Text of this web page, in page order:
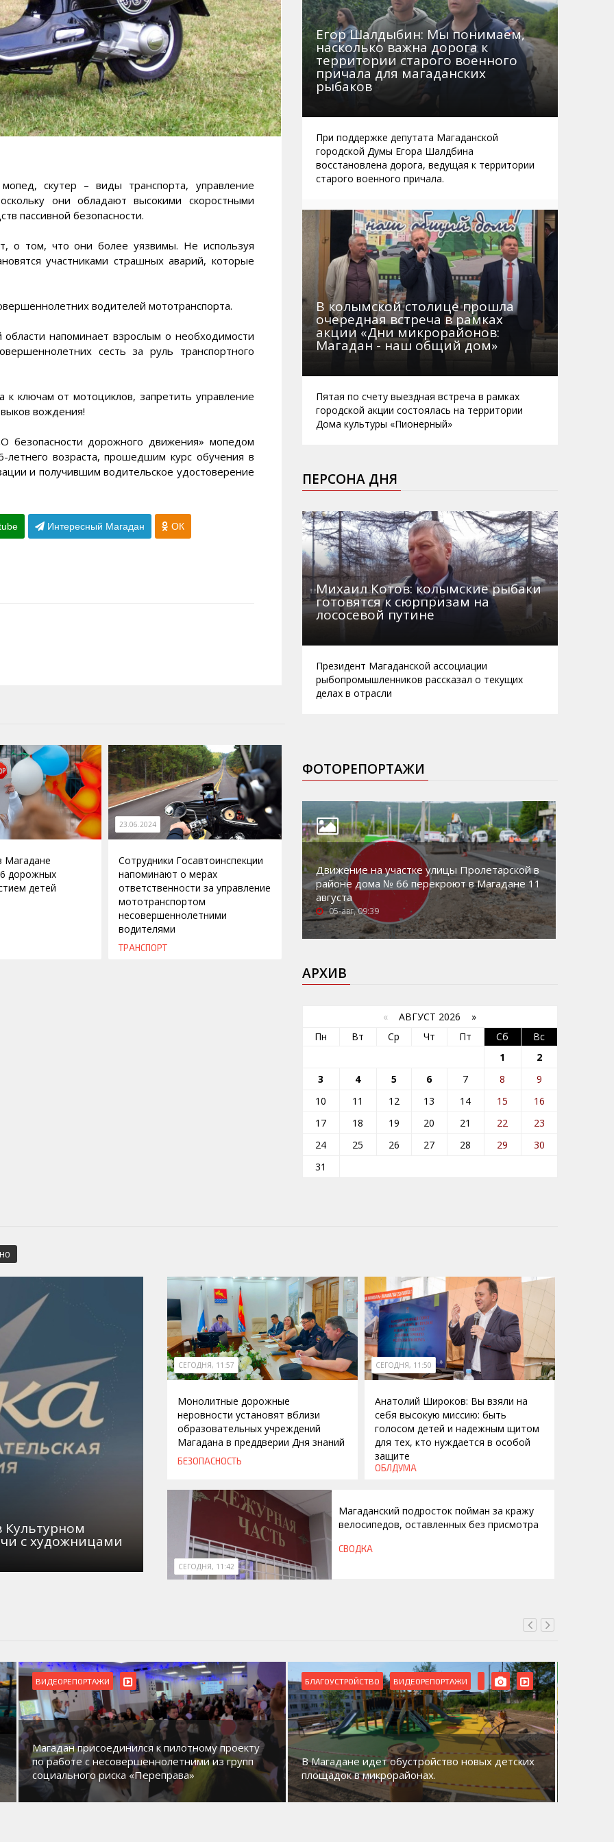
скутер – виды транспорта, управление
они обладают высокими скоростными
пассивной безопасности.
о том, что они более уязвимы. Не используя
участниками страшных аварий, которые
водителей мототранспорта.
напоминает взрослым о необходимости
сесть за руль транспортного
ключам от мотоциклов, запретить управление
вождения!
безопасности дорожного движения» мопедом
возраста, прошедшим курс обучения в
и получившим водительское удостоверение
Интересный Магадан ОК
Магадане
дорожных
детей
23.06.2024
Сотрудники Госавтоинспекции
напоминают о мерах
ответственности за управление
мототранспортом
несовершеннолетними
водителями
ТРАНСПОРТ
Егор Шалдыбин: Мы понимаем,
насколько важна дорога к
территории старого военного
причала для магаданских
рыбаков
При поддержке депутата Магаданской
городской Думы Егора Шалдбина
восстановлена дорога, ведущая к территории
старого военного причала.
В колымской столице прошла
очередная встреча в рамках
акции «Дни микрорайонов:
Магадан - наш общий дом»
Пятая по счету выездная встреча в рамках
городской акции состоялась на территории
Дома культуры «Пионерный»
ПЕРСОНА ДНЯ
Михаил Котов: колымские рыбаки
готовятся к сюрпризам на
лососевой путине
Президент Магаданской ассоциации
рыбопромышленников рассказал о текущих
делах в отрасли
ФОТОРЕПОРТАЖИ
Движение на участке улицы Пролетарской в
районе дома № 66 перекроют в Магадане 11
августа
05-авг, 09:39
АРХИВ
« АВГУСТ 2026 »
Пн
Вт Ср Чт Пт Сб
Вс
1
2
3
4 5 6 7 8
9
10
11 12 13 14 15
16
17
18 19 20 21 22
23
24
25 26 27 28 29
30
31
Культурном
с художницами
СЕГОДНЯ, 11:57
Монолитные дорожные
неровности установят вблизи
образовательных учреждений
Магадана в преддверии Дня знаний
БЕЗОПАСНОСТЬ
СЕГОДНЯ, 11:50
Анатолий Широков: Вы взяли на
себя высокую миссию: быть
голосом детей и надежным щитом
для тех, кто нуждается в особой
защите
ОБЛДУМА
СЕГОДНЯ, 11:42
Магаданский подросток пойман за кражу
велосипедов, оставленных без присмотра
СВОДКА
ВИДЕОРЕПОРТАЖИ
Магадан присоединился к пилотному проекту
по работе с несовершеннолетними из групп
социального риска «Переправа»
БЛАГОУСТРОЙСТВО ВИДЕОРЕПОРТАЖИ
В Магадане идет обустройство новых детских
площадок в микрорайонах.